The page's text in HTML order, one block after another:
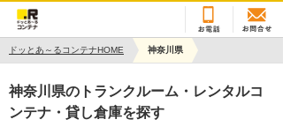
ドッとあ～るコンテナHOME 神奈川県
神奈川県のトランクルーム・レンタルコ
ンテナ・貸し倉庫を探す